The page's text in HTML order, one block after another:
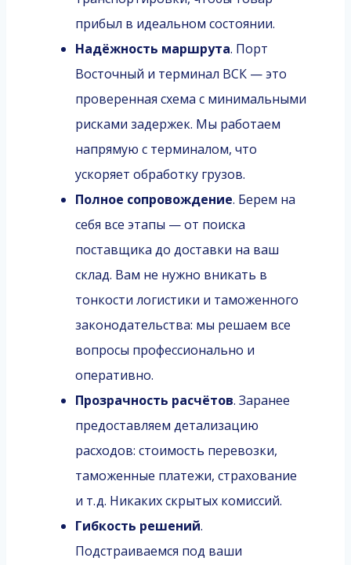
прибыл в идеальном состоянии.
Надёжность маршрута. Порт
Восточный и терминал ВСК — это
проверенная схема с минимальными
рисками задержек. Мы работаем
напрямую с терминалом, что
ускоряет обработку грузов.
Полное сопровождение. Берем на
себя все этапы — от поиска
поставщика до доставки на ваш
склад. Вам не нужно вникать в
тонкости логистики и таможенного
законодательства: мы решаем все
вопросы профессионально и
оперативно.
Прозрачность расчётов. Заранее
предоставляем детализацию
расходов: стоимость перевозки,
таможенные платежи, страхование
и т. д. Никаких скрытых комиссий.
Гибкость решений.
Подстраиваемся под ваши